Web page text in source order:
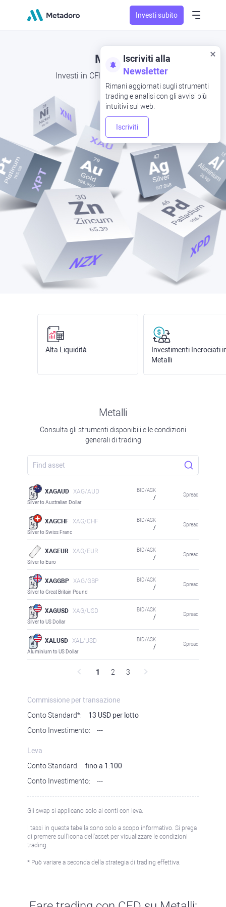
Investi subito
Metalli
Investi in CFD su metalli preziosi
Iscriviti alla
Newsletter
Rimani aggiornati sugli strumenti
trading e analisi con gli avvisi più
intuitivi sul web.
Iscriviti
Alta Liquidità
Investimenti Incrociati
Metalli
Metalli
Consulta gli strumenti disponibili e le condizioni
generali di trading
XAGAUD XAG/AUD
Silver to Australian Dollar
BID/ASK
/ Spread
XAGCHF XAG/CHF
Silver to Swiss Franc
BID/ASK
/ Spread
XAGEUR XAG/EUR
Silver to Euro
BID/ASK
/ Spread
XAGGBP XAG/GBP
Silver to Great Britain Pound
BID/ASK
/ Spread
XAGUSD XAG/USD
Silver to US Dollar
BID/ASK
/ Spread
XALUSD XAL/USD
Aluminium to US Dollar
BID/ASK
/ Spread
1 2 3
Commissione per transazione
Conto Standard*:
13 USD per lotto
Conto Investimento:
---
Leva
Conto Standard:
fino a 1:100
Conto Investimento:
---
Gli swap si applicano solo ai conti con leva.
I tassi in questa tabella sono solo a scopo informativo. Si prega
di premere sull'icona dell'asset per visualizzare le condizioni
trading.
* Può variare a seconda della strategia di trading effettiva.